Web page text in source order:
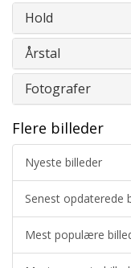
Hold
Årstal
Fotografer
Flere billeder
Nyeste billeder
Senest opdaterede
Mest populære